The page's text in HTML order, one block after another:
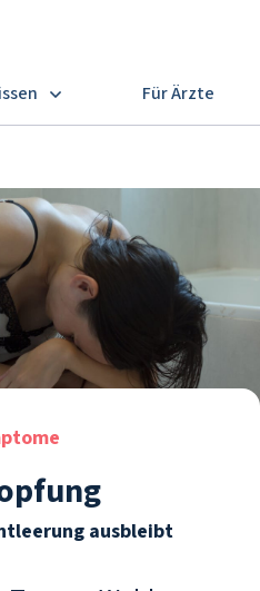
Für Ärzte
ausbleibt